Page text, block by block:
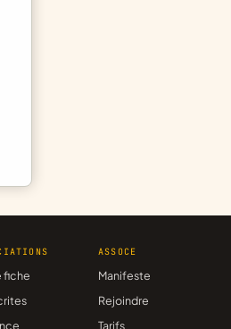
fiche
ASSOCE
Manifeste
Rejoindre
Tarifs